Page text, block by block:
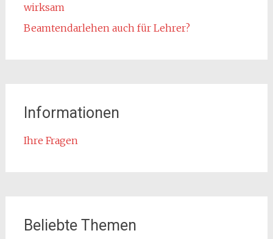
wirksam
Beamtendarlehen auch für Lehrer?
Informationen
Ihre Fragen
Beliebte Themen